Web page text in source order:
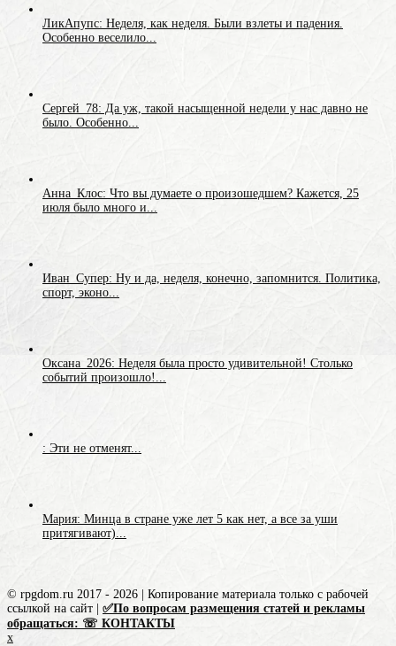
ЛикАпупс: Неделя, как неделя. Были взлеты и падения.
Особенно веселило...
Сергей_78: Да уж, такой насыщенной недели у нас давно не
было. Особенно...
Анна_Клос: Что вы думаете о произошедшем? Кажется, 25
июля было много и...
Иван_Супер: Ну и да, неделя, конечно, запомнится. Политика,
спорт, эконо...
Оксана_2026: Неделя была просто удивительной! Столько
событий произошло!...
: Эти не отменят...
Мария: Минца в стране уже лет 5 как нет, а все за уши
притягивают)...
© rpgdom.ru 2017 - 2026 | Копирование материала только с рабочей
ссылкой на сайт | ✅По вопросам размещения статей и рекламы
обращаться: ☏ КОНТАКТЫ
x